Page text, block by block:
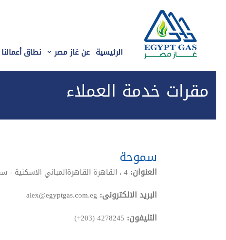
الرئيسية عن غاز مصر نطاق أعمالنا
مقرات خدمة العملاء
سموحة
العنوان: 4 ، القاهرة القاهرةالمباني الاسكنية - سموحة
البريد الالكترونى: alex@egyptgas.com.eg
التليفون: (+203) 4278245